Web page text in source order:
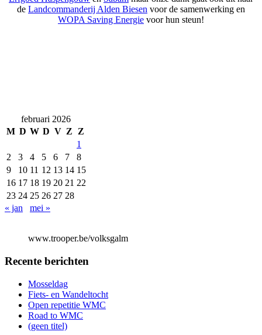
de Landcommanderij Alden Biesen voor de samenwerking en
WOPA Saving Energie voor hun steun!
februari 2026
M D W D V Z
Z
1
2
3 4 5 6 7
8
9
10 11 12 13 14 15
16 17 18 19 20 21 22
23 24 25 26 27 28
« jan
mei »
www.trooper.be/volksgalm
Recente berichten
Mosseldag
Fiets- en Wandeltocht
Open repetitie WMC
Road to WMC
(geen titel)